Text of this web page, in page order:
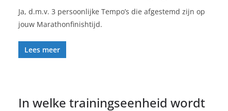
Ja, d.m.v. 3 persoonlijke Tempo’s die afgestemd zijn op
jouw Marathonfinishtijd.
Lees meer
In welke trainingseenheid wordt